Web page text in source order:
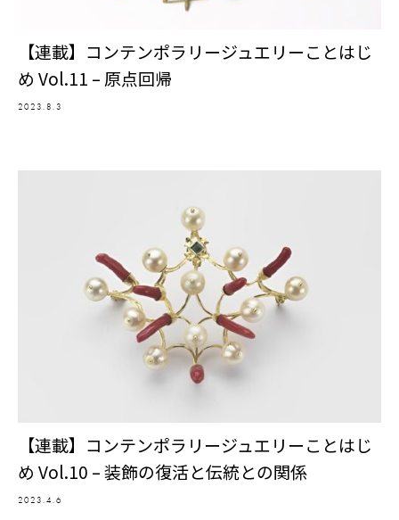
【連載】コンテンポラリージュエリーことはじ
め Vol.11 – 原点回帰
2023.8.3
【連載】コンテンポラリージュエリーことはじ
め Vol.10 – 装飾の復活と伝統との関係
2023.4.6